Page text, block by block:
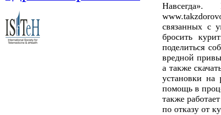
связанных с
бросить
поделиться
вредной
а также
установки на
помощь в
также
по отказу от